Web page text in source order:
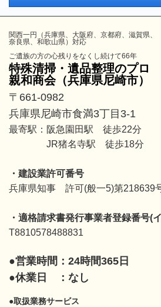
関西一円（兵庫県、大阪府、京都府、滋賀県、
奈良県、和歌山県）対応
ご遺族の方の心残りをなくし続けて66年
特殊清掃・遺品整理のプロ
親和商会（兵庫県尼崎市）
〒661-0982
兵庫県尼崎市食満3丁目3-1
最寄駅：阪急園田駅 徒歩22分
JR猪名寺駅 徒歩18分
・建設業許可番号
兵庫県知事 許可(般一5)第218639
・適格請求書発行事業者登録番号(
T8810578488831
●営業時間：24時間365日
●休業日 ：なし
●取扱業務サービス